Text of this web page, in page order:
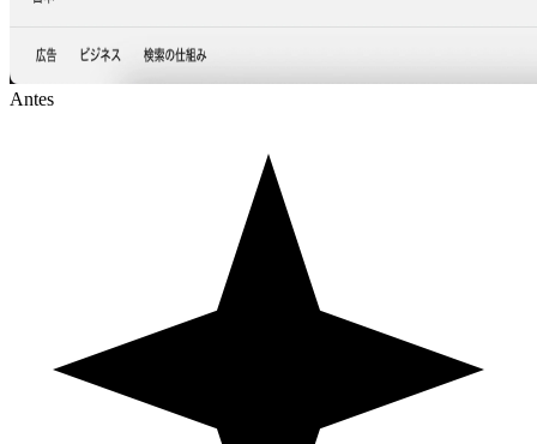
Antes